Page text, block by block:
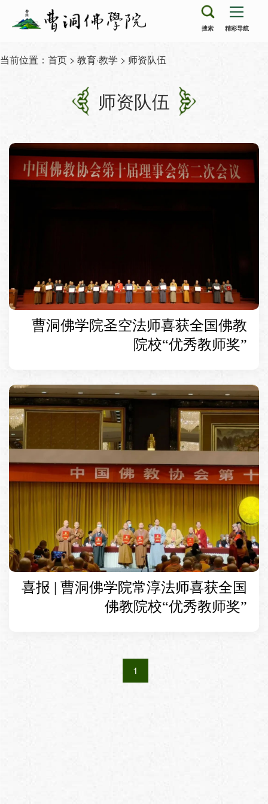
搜索 精彩导航
当前位置： 首页 > 教育·教学 > 师资队伍
师资队伍
曹洞佛学院圣空法师喜获全国佛教
院校“优秀教师奖”
喜报 | 曹洞佛学院常淳法师喜获全国
佛教院校“优秀教师奖”
1